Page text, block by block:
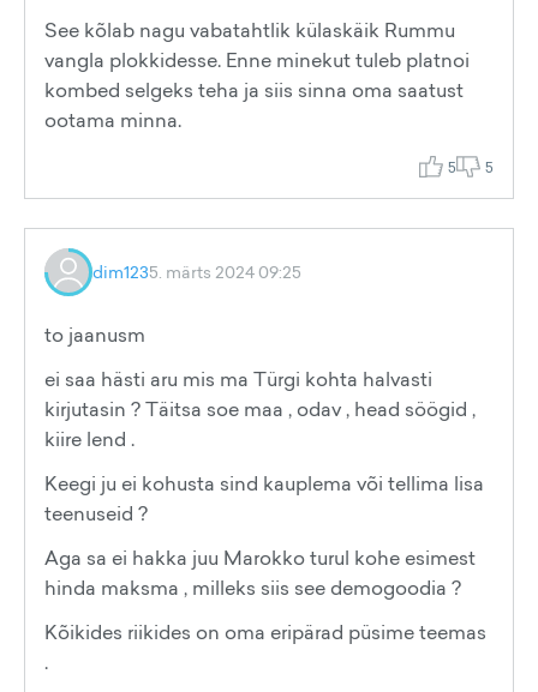
See kõlab nagu vabatahtlik külaskäik Rummu
vangla plokkidesse. Enne minekut tuleb platnoi
kombed selgeks teha ja siis sinna oma saatust
ootama minna.
5 5
dim1235. märts 2024 09:25
to jaanusm
ei saa hästi aru mis ma Türgi kohta halvasti
kirjutasin ? Täitsa soe maa , odav , head söögid ,
kiire lend .
Keegi ju ei kohusta sind kauplema või tellima lisa
teenuseid ?
Aga sa ei hakka juu Marokko turul kohe esimest
hinda maksma , milleks siis see demogoodia ?
Kõikides riikides on oma eripärad püsime teemas
.